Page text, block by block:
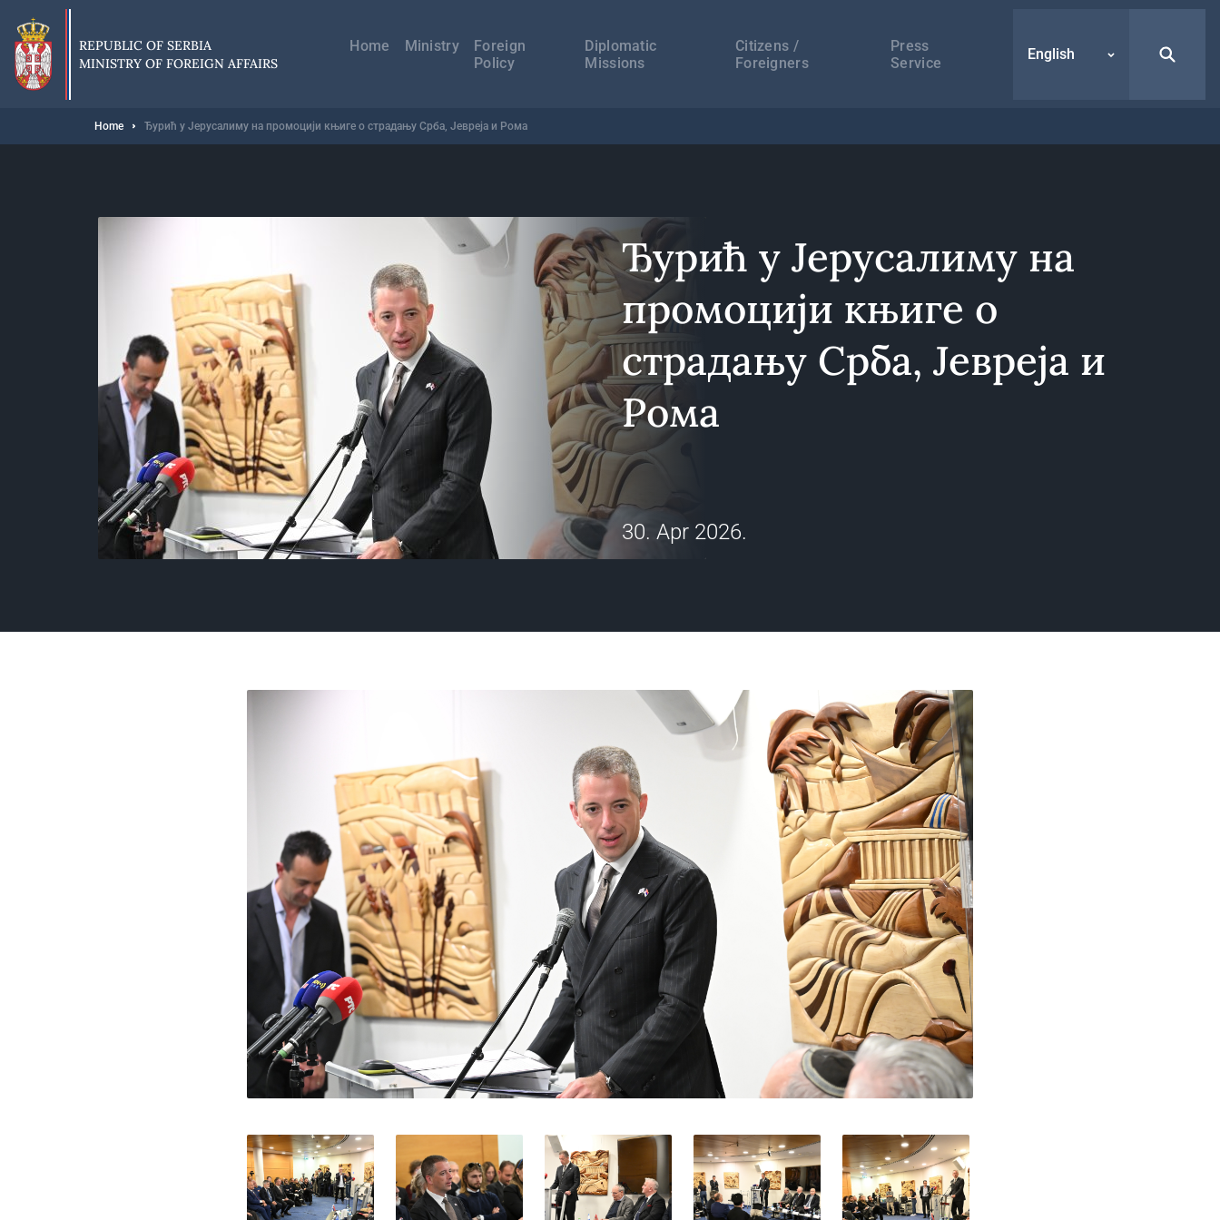
main
content
REPUBLIC OF SERBIA
MINISTRY OF FOREIGN AFFAIRS
навигација
Home Ministry
Foreign
Policy
Diplomatic
Missions
Citizens /
Foreigners
Press
Service
English
Breadcrumb
Home Ђурић у Јерусалиму на промоцији књиге о страдању Срба, Јевреја и Рома
Ђурић у Јерусалиму на
промоцији књиге о
страдању Срба, Јевреја и
Рома
30. Apr 2026.